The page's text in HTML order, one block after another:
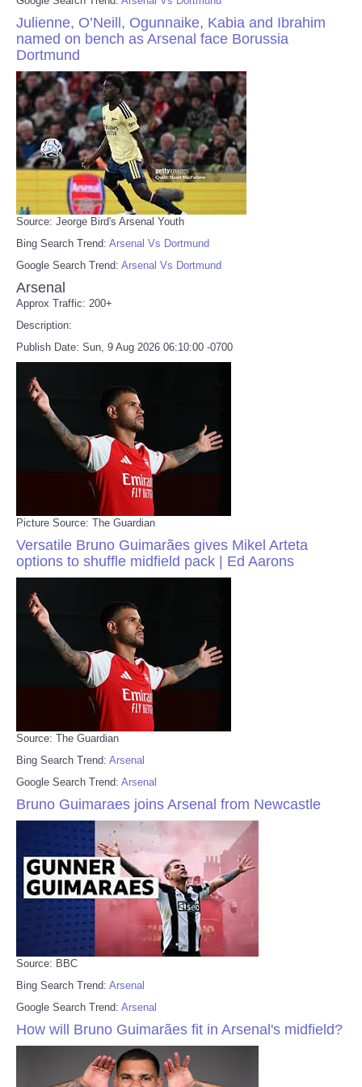
Julienne, O’Neill, Ogunnaike, Kabia and Ibrahim
named on bench as Arsenal face Borussia
Dortmund
Source: Jeorge Bird's Arsenal Youth
Bing Search Trend: Arsenal Vs Dortmund
Google Search Trend: Arsenal Vs Dortmund
Arsenal
Approx Traffic: 200+
Description:
Publish Date: Sun, 9 Aug 2026 06:10:00 -0700
Picture Source: The Guardian
Versatile Bruno Guimarães gives Mikel Arteta
options to shuffle midfield pack | Ed Aarons
Source: The Guardian
Bing Search Trend: Arsenal
Google Search Trend: Arsenal
Bruno Guimaraes joins Arsenal from Newcastle
Source: BBC
Bing Search Trend: Arsenal
Google Search Trend: Arsenal
How will Bruno Guimarães fit in Arsenal's midfield?